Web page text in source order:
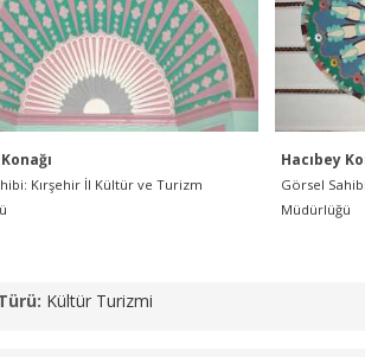
Kırşehir İl Kültür ve Turizm
Hacıbey
Görsel
Müdürlüğü
Kültür Turizmi